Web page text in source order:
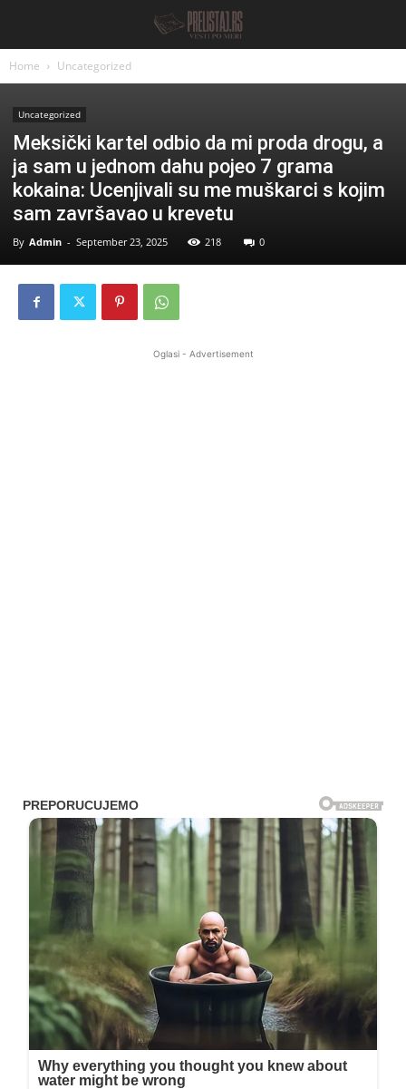
Home Uncategorized
Uncategorized
Meksički kartel odbio da mi proda drogu, a
ja sam u jednom dahu pojeo 7 grama
kokaina: Ucenjivali su me muškarci s kojim
sam završavao u krevetu
By Admin - September 23, 2025 218 0
Oglasi - Advertisement